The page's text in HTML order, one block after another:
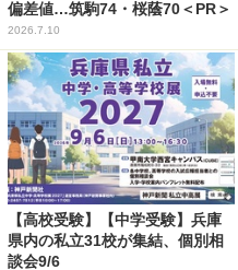
偏差値…筑駒74・桜蔭70＜PR＞
2026.7.10
【高校受験】【中学受験】兵庫
県内の私立31校が集結、個別相
談会9/6